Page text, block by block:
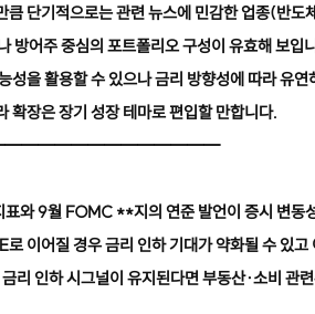
큼 단기적으로는 관련 뉴스에 민감한 업종(반
방어주 중심의 포트폴리오 구성이 유효해 보입
성을 활용할 수 있으나 금리 방향성에 따라 유
확장은 장기 성장 테마로 편입할 만합니다.
표와 9월 FOMC **지의 연준 발언이 증시 변동
이어질 경우 금리 인하 기대가 약화될 수 있고
리 인하 시그널이 유지된다면 부동산·소비 관